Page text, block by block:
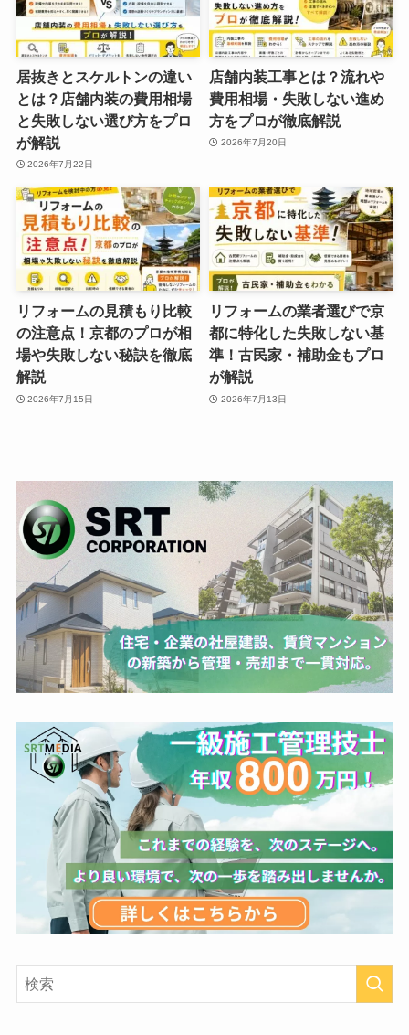
居抜きとスケルトンの違い
とは？店舗内装の費用相場
と失敗しない選び方をプロ
が解説
2026年7月22日
店舗内装工事とは？流れや
費用相場・失敗しない進め
方をプロが徹底解説
2026年7月20日
リフォームの見積もり比較
の注意点！京都のプロが相
場や失敗しない秘訣を徹底
解説
2026年7月15日
リフォームの業者選びで京
都に特化した失敗しない基
準！古民家・補助金もプロ
が解説
2026年7月13日